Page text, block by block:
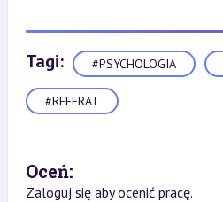
Tagi: #PSYCHOLOGIA
#REFERAT
Oceń:
Zaloguj się aby ocenić pracę.